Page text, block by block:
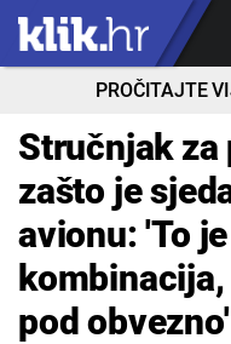
PROČITAJTE
Stručnjak
zašto je
avionu: 'To
pod obvezno'